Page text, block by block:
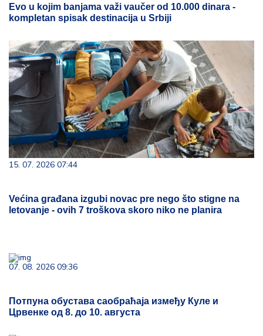
Evo u kojim banjama važi vaučer od 10.000 dinara -
kompletan spisak destinacija u Srbiji
15. 07. 2026 07:44
Većina građana izgubi novac pre nego što stigne na
letovanje - ovih 7 troškova skoro niko ne planira
07. 08. 2026 09:36
Потпуна обустава саобраћаја између Куле и
Црвенке од 8. до 10. августа